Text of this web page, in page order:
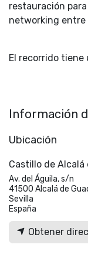
restauración
networking entre
El recorrido tiene
Información
Ubicación
Castillo de Alcalá
Av. del Águila, s/n
41500 Alcalá de
Sevilla
España
Obtener